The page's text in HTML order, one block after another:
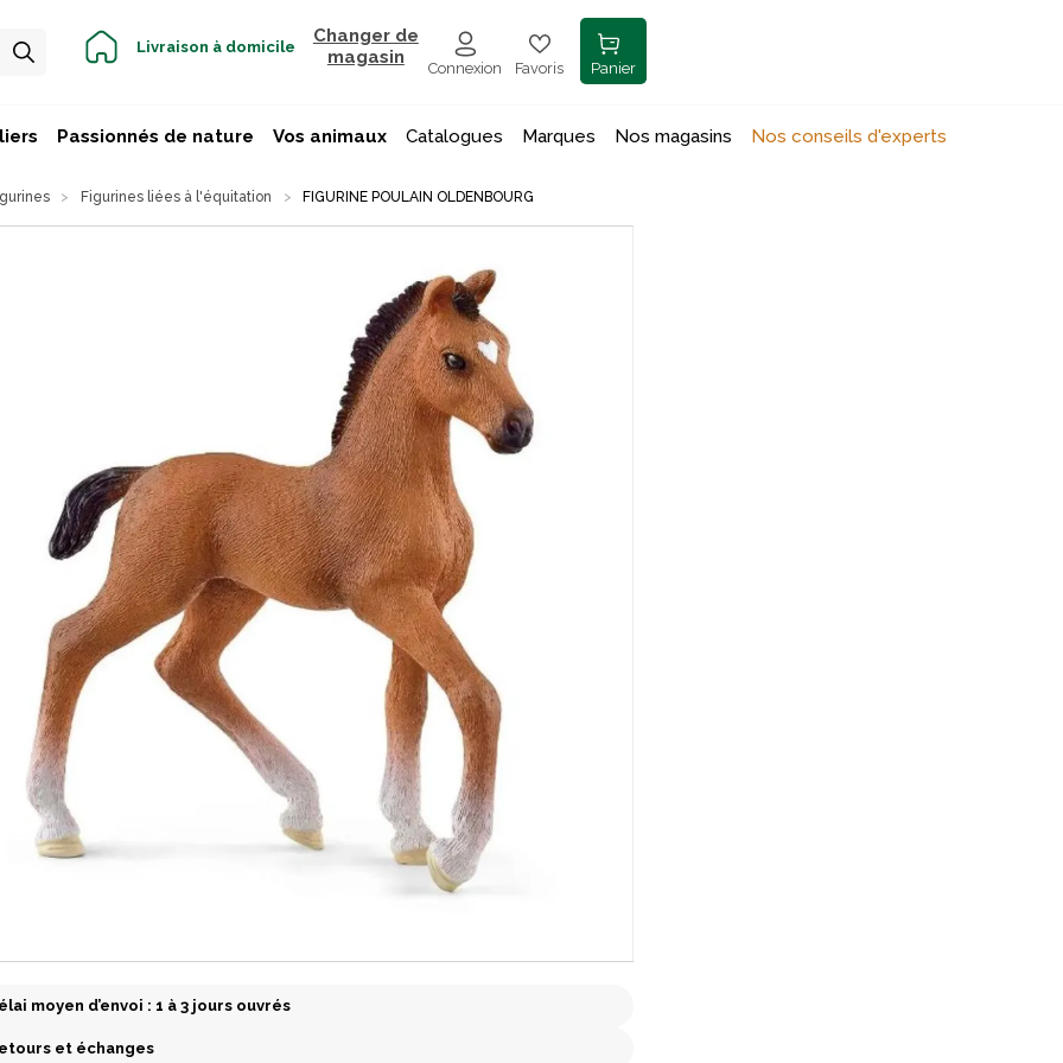
Livraison à domicile
Changer de
magasin
Connexion Favoris Panier
Passionnés de nature Vos animaux Catalogues Marques Nos magasins Nos conseils d'experts
Figurines liées à l'équitation FIGURINE POULAIN OLDENBOURG
moyen d’envoi : 1 à 3 jours ouvrés
et échanges